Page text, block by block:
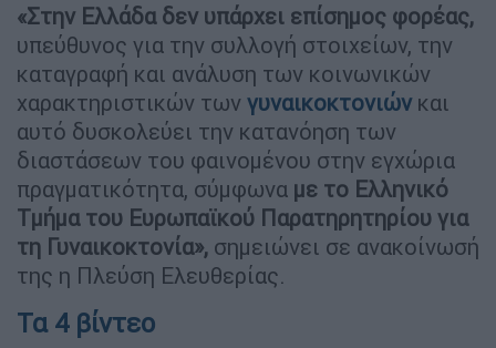
«Στην Ελλάδα δεν υπάρχει επίσημος φορέας,
υπεύθυνος για την συλλογή στοιχείων, την
καταγραφή και ανάλυση των κοινωνικών
χαρακτηριστικών των γυναικοκτονιών και
αυτό δυσκολεύει την κατανόηση των
διαστάσεων του φαινομένου στην εγχώρια
πραγματικότητα, σύμφωνα με το Ελληνικό
Τμήμα του Ευρωπαϊκού Παρατηρητηρίου για
τη Γυναικοκτονία», σημειώνει σε ανακοίνωσή
της η Πλεύση Ελευθερίας.
Τα 4 βίντεο